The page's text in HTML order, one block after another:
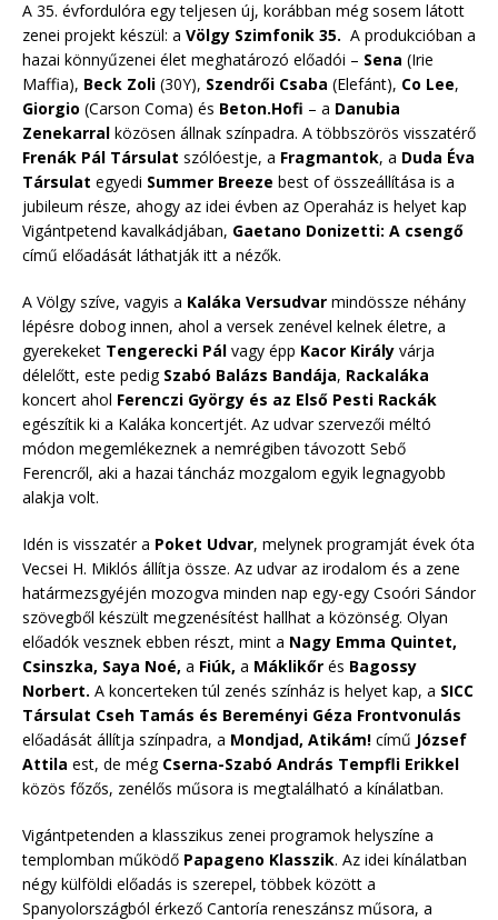
A 35. évfordulóra egy teljesen új, korábban még sosem látott
zenei projekt készül: a Völgy Szimfonik 35. A produkcióban a
hazai könnyűzenei élet meghatározó előadói – Sena (Irie
Maffia), Beck Zoli (30Y), Szendrői Csaba (Elefánt), Co Lee,
Giorgio (Carson Coma) és Beton.Hofi – a Danubia
Zenekarral közösen állnak színpadra. A többszörös visszatérő
Frenák Pál Társulat szólóestje, a Fragmantok, a Duda Éva
Társulat egyedi Summer Breeze best of összeállítása is a
jubileum része, ahogy az idei évben az Operaház is helyet kap
Vigántpetend kavalkádjában, Gaetano Donizetti: A csengő
című előadását láthatják itt a nézők.
A Völgy szíve, vagyis a Kaláka Versudvar mindössze néhány
lépésre dobog innen, ahol a versek zenével kelnek életre, a
gyerekeket Tengerecki Pál vagy épp Kacor Király várja
délelőtt, este pedig Szabó Balázs Bandája, Rackaláka
koncert ahol Ferenczi György és az Első Pesti Rackák
egészítik ki a Kaláka koncertjét. Az udvar szervezői méltó
módon megemlékeznek a nemrégiben távozott Sebő
Ferencről, aki a hazai táncház mozgalom egyik legnagyobb
alakja volt.
Idén is visszatér a Poket Udvar, melynek programját évek óta
Vecsei H. Miklós állítja össze. Az udvar az irodalom és a zene
határmezsgyéjén mozogva minden nap egy-egy Csoóri Sándor
szövegből készült megzenésítést hallhat a közönség. Olyan
előadók vesznek ebben részt, mint a Nagy Emma Quintet,
Csinszka, Saya Noé, a Fiúk, a Máklikőr és Bagossy
Norbert. A koncerteken túl zenés színház is helyet kap, a SICC
Társulat Cseh Tamás és Bereményi Géza Frontvonulás
előadását állítja színpadra, a Mondjad, Atikám! című József
Attila est, de még Cserna-Szabó András Tempfli Erikkel
közös főzős, zenélős műsora is megtalálható a kínálatban.
Vigántpetenden a klasszikus zenei programok helyszíne a
templomban működő Papageno Klasszik. Az idei kínálatban
négy külföldi előadás is szerepel, többek között a
Spanyolországból érkező Cantoría reneszánsz műsora, a